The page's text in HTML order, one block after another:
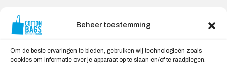
Beheer toestemming
Om de beste ervaringen te bieden, gebruiken wij technologieën zoals
cookies om informatie over je apparaat op te slaan en/of te raadplegen.
Privacy Voorwaarden
Levering en Retourneren
Veilig Shoppen